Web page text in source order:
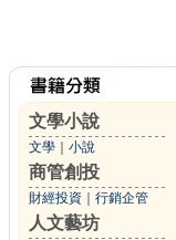
文學小說
文學 小說
商管創投
財經投資 行銷企管
人文藝坊